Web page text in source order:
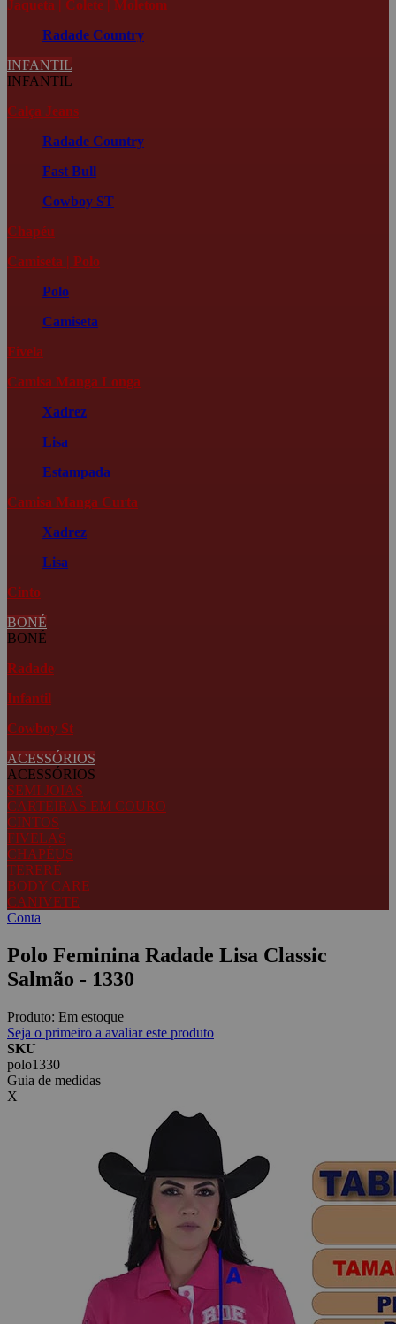
Jaqueta | Colete | Moletom
Radade Country
INFANTIL
INFANTIL
Calça Jeans
Radade Country
Fast Bull
Cowboy ST
Chapéu
Camiseta | Polo
Polo
Camiseta
Fivela
Camisa Manga Longa
Xadrez
Lisa
Estampada
Camisa Manga Curta
Xadrez
Lisa
Cinto
BONÉ
BONÉ
Radade
Infantil
Cowboy St
ACESSÓRIOS
ACESSÓRIOS
SEMI JOIAS
CARTEIRAS EM COURO
CINTOS
FIVELAS
CHAPÉUS
TERERÉ
BODY CARE
CANIVETE
Conta
Polo Feminina Radade Lisa Classic
Salmão - 1330
Produto: Em estoque
Seja o primeiro a avaliar este produto
SKU
polo1330
Guia de medidas
X